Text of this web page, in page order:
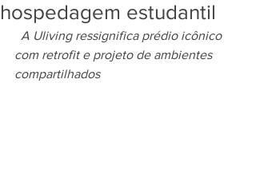
hospedagem estudantil
A Uliving ressignifica prédio icônico
com retrofit e projeto de ambientes
compartilhados